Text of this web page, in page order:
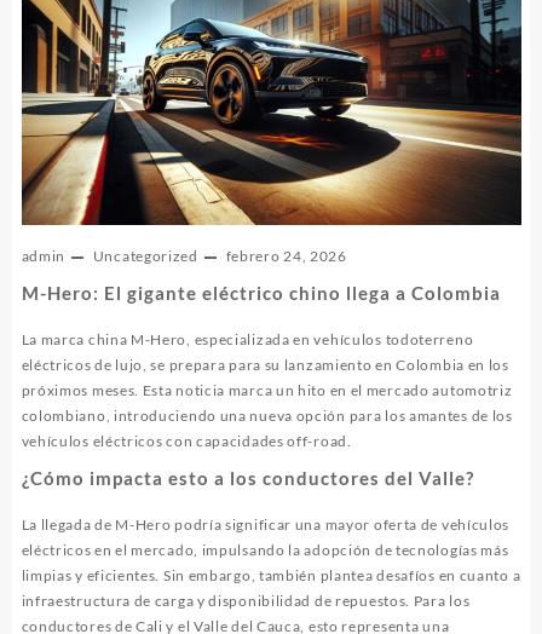
admin Uncategorized febrero 24, 2026
M-Hero: El gigante eléctrico chino llega a Colombia
La marca china M-Hero, especializada en vehículos todoterreno
eléctricos de lujo, se prepara para su lanzamiento en Colombia en los
próximos meses. Esta noticia marca un hito en el mercado automotriz
colombiano, introduciendo una nueva opción para los amantes de los
vehículos eléctricos con capacidades off-road.
¿Cómo impacta esto a los conductores del Valle?
La llegada de M-Hero podría significar una mayor oferta de vehículos
eléctricos en el mercado, impulsando la adopción de tecnologías más
limpias y eficientes. Sin embargo, también plantea desafíos en cuanto a
infraestructura de carga y disponibilidad de repuestos. Para los
conductores de Cali y el Valle del Cauca, esto representa una